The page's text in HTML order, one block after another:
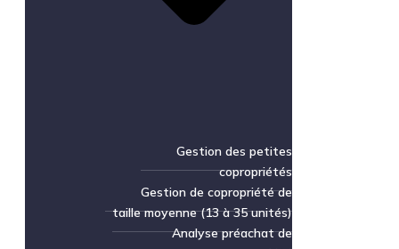
Gestion des petites
copropriétés
Gestion de copropriété de
taille moyenne (13 à 35 unités)
Analyse préachat de